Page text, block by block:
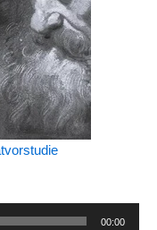
00:00